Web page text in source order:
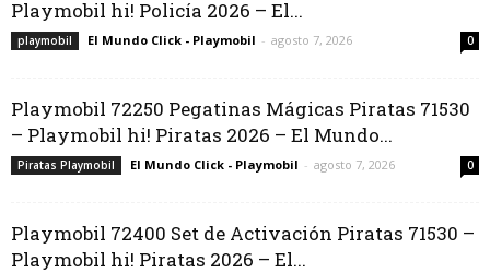
Playmobil hi! Policía 2026 – El...
playmobil El Mundo Click - Playmobil - agosto 7, 2026 0
Playmobil 72250 Pegatinas Mágicas Piratas 71530
– Playmobil hi! Piratas 2026 – El Mundo...
Piratas Playmobil El Mundo Click - Playmobil - agosto 7, 2026 0
Playmobil 72400 Set de Activación Piratas 71530 –
Playmobil hi! Piratas 2026 – El...